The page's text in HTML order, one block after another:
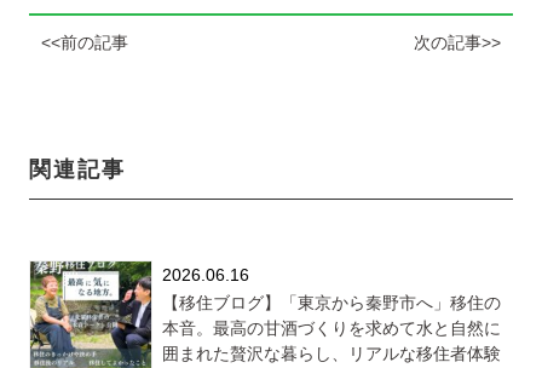
<<前の記事 次の記事>>
関連記事
2026.06.16
【移住ブログ】「東京から秦野市へ」移住の
本音。最高の甘酒づくりを求めて水と自然に
囲まれた贅沢な暮らし、リアルな移住者体験